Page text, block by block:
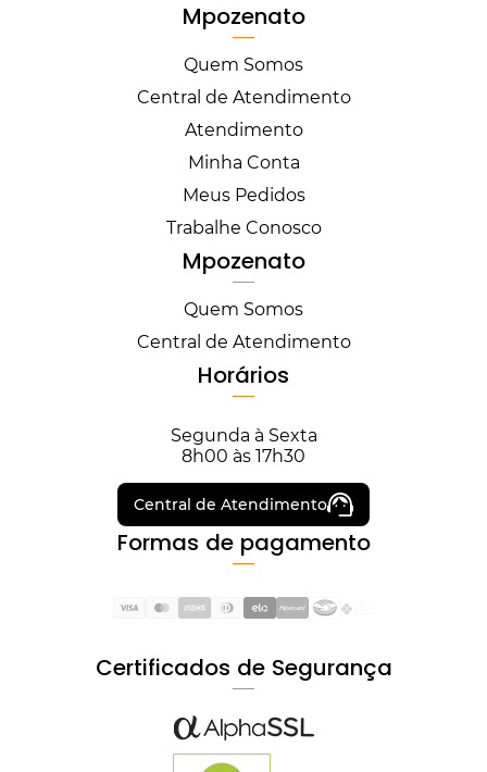
Mpozenato
Quem Somos
Central de Atendimento
Atendimento
Minha Conta
Meus Pedidos
Trabalhe Conosco
Mpozenato
Quem Somos
Central de Atendimento
Horários
Segunda à Sexta
8h00 às 17h30
Central de Atendimento
Formas de pagamento
Certificados de Segurança